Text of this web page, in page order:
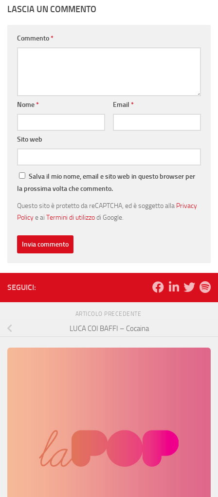
LASCIA UN COMMENTO
Commento*
Nome* Email *
Sito web
Salva il mio nome, email e sito web in questo browser per
la prossima volta che commento.
Questo sito è protetto da reCAPTCHA, ed è soggetto alla Privacy
Policye ai Termini di utilizzodi Google.
SEGUICI:
ARTICOLO PRECEDENTE
LUCA COI BAFFI – Cocaina